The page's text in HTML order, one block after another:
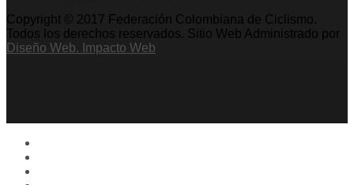
Copyright © 2017 Federación Colombiana de Ciclismo.
Todos los derechos reservados. Sitio Web Administrado por
Diseño Web. Impacto Web